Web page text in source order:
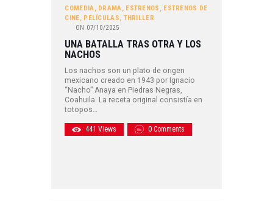
COMEDIA, DRAMA, ESTRENOS , ESTRENOS DE
CINE, PELÍCULAS, THRILLER
ON 07/10/2025
UNA BATALLA TRAS OTRA Y LOS
NACHOS
Los nachos son un plato de origen
mexicano creado en 1943 por Ignacio
“Nacho” Anaya en Piedras Negras,
Coahuila. La receta original consistía en
totopos…
441 Views 0 Comments